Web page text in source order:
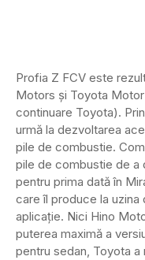
Profia Z FCV este
Motors și Toyota
continuare Toyota).
urmă la dezvoltarea
pile de combustie.
pile de combustie de a
pentru prima dată în
care îl produce la uzina
aplicație. Nici Hino
puterea maximă a
pentru sedan, Toyota a